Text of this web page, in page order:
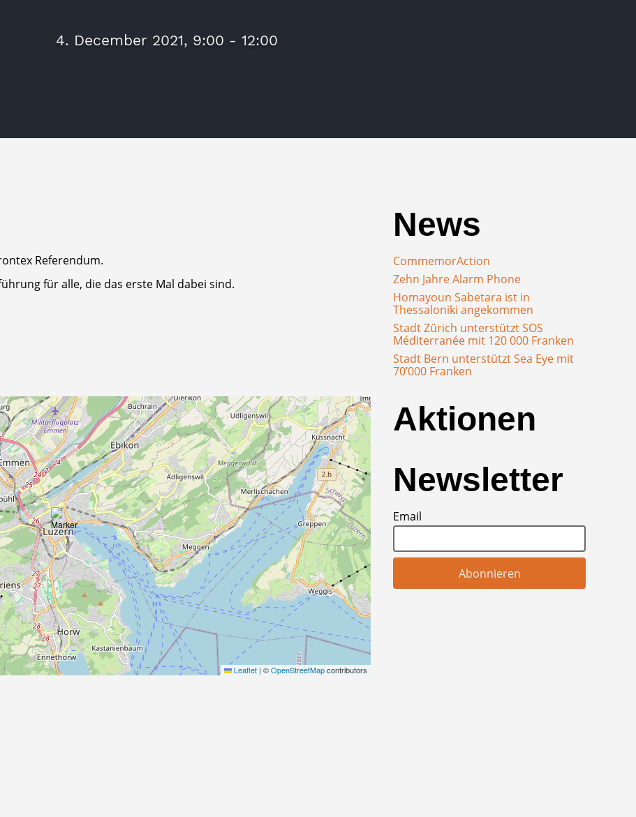
4. December 2021, 9:00 - 12:00
Referendum.
für alle, die das erste Mal dabei sind.
Leaflet | ©OpenStreetMapcontributors
News
CommemorAction
Zehn Jahre Alarm Phone
Homayoun Sabetara ist in
Thessaloniki angekommen
Stadt Zürich unterstützt SOS
Méditerranée mit 120 000 Franken
Stadt Bern unterstützt Sea Eye mit
70’000 Franken
Aktionen
Newsletter
Email